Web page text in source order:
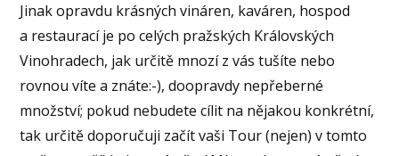
Jinak opravdu krásných vináren, kaváren, hospod
a restaurací je po celých pražských Královských
Vinohradech, jak určitě mnozí z vás tušíte nebo
rovnou víte a znáte:-), doopravdy nepřeberné
množství; pokud nebudete cílit na nějakou konkrétní,
tak určitě doporučuji začít vaši Tour (nejen) v tomto